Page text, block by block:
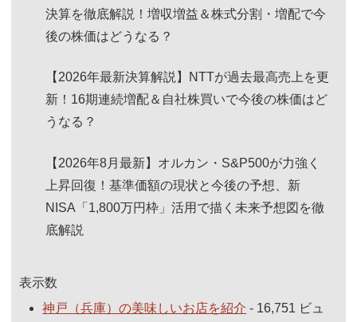
決算を徹底解説！増収増益＆株式分割・増配で今
後の株価はどうなる？
【2026年最新決算解説】NTTが過去最高売上を更
新！16期連続増配＆自社株買いで今後の株価はど
うなる？
【2026年8月最新】オルカン・S&P500が力強く
上昇回復！基準価額の現状と今後の予想、新
NISA「1,800万円枠」活用で描く未来予想図を徹
底解説
表示数
神戸（兵庫）の美味しいお店を紹介 - 16,751 ビュ